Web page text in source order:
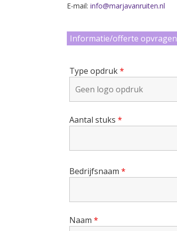
E-mail:info@marjavanruiten.nl
Informatie/offerte opvragen
Type opdruk*
Aantal stuks*
Bedrijfsnaam*
Naam*